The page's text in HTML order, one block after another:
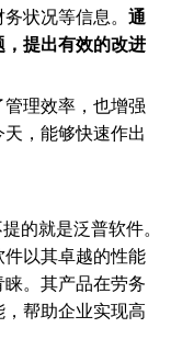
状况等信息。 通
提出有效的改进
理效率，也增强
，能够快速作出
的就是泛普软件。
以其卓越的性能
。其产品在劳务
帮助企业实现高